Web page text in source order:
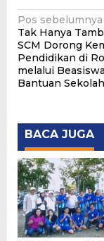
Navigasi
pos
Pos sebelumnya
Tak Hanya
SCM Dorong
Pendidikan di
melalui
Bantuan Sekolah
BACA JUGA